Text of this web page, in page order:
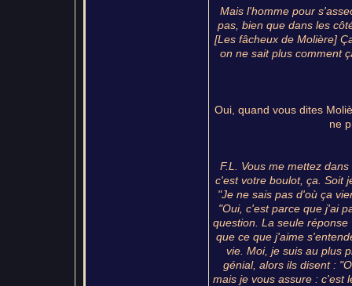
Mais l'homme pour
pas, bien que dans les
[Les fâcheux de Molière]
on ne sait plus comment
Oui, quand vous dites
ne
F.L. Vous me mettez
c'est votre boulot, ça. Soit
"Je ne sais pas d'où ça
"Oui, c'est parce que j'ai
question. La seule
que ce que j'aime
vie. Moi, je suis au plus
génial, alors ils disent :
mais je vous assure : c'est